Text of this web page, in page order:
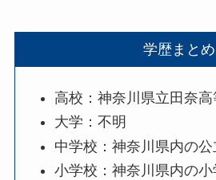
学歴まとめ
高校：神奈川県立田奈
大学：不明
中学校：神奈川県内の公
小学校：神奈川県内の小